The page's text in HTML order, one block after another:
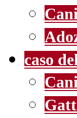
caso
Cani